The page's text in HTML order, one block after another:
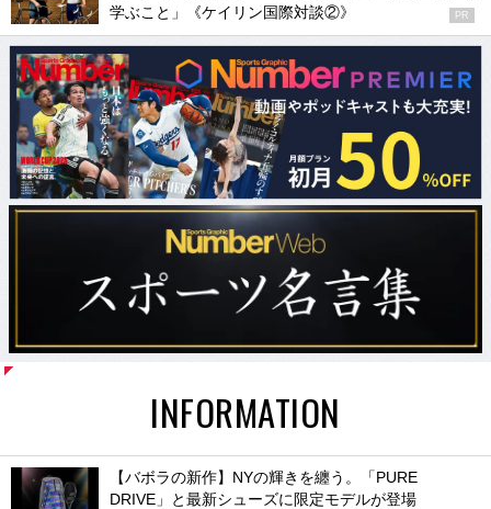
学ぶこと」《ケイリン国際対談②》
PR
INFORMATION
【バボラの新作】NYの輝きを纏う。「PURE
DRIVE」と最新シューズに限定モデルが登場